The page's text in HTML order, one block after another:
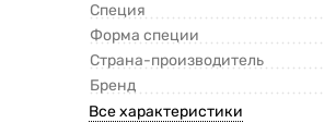
Специя
Форма специи
Страна-производитель
Бренд
Все характеристики